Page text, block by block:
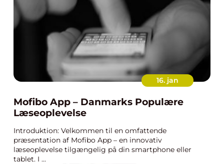
16. jan
Mofibo App – Danmarks Populære
Læseoplevelse
Introduktion: Velkommen til en omfattende
præsentation af Mofibo App – en innovativ
læseoplevelse tilgængelig på din smartphone eller
tablet. I ...